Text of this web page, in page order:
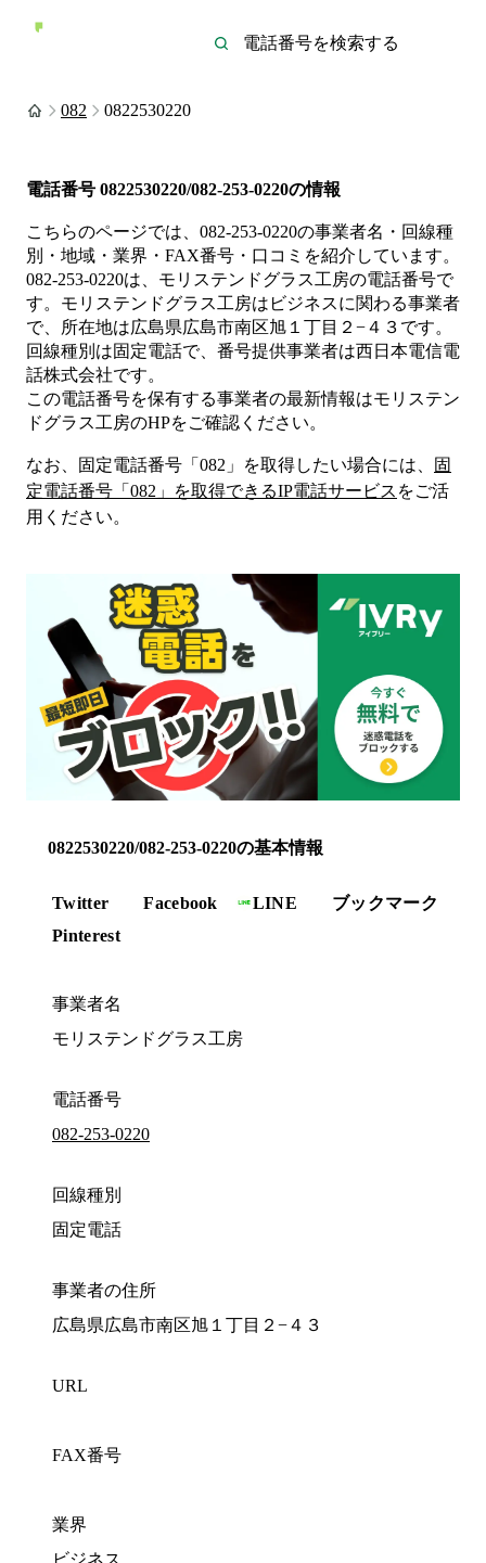
082 0822530220
電話番号 0822530220/082-253-0220の情報
こちらのページでは、 082-253-0220の事業者名・回線種
別・地域・業界・FAX番号・口コミを紹介しています。
082-253-0220は、 モリステンドグラス工房の電話番号で
す。 モリステンドグラス工房は ビジネスに関わる事業者
で、所在地は広島県広島市南区旭１丁目２−４３ です。
回線種別は固定電話で、番号提供事業者は西日本電信電
話株式会社です。
この電話番号を保有する事業者の最新情報はモリステン
ドグラス工房のHPをご確認ください。
なお、固定電話番号「 082 」を取得したい場合には、
固
定電話番号「 082 」を取得できるIP電話サービス をご活
用ください。
0822530220/082-253-0220の基本情報
Twitter Facebook LINE
ブックマーク
Pinterest
事業者名
モリステンドグラス工房
電話番号
082-253-0220
回線種別
固定電話
事業者の住所
広島県広島市南区旭１丁目２−４３
URL
FAX番号
業界